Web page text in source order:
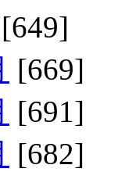
[649]
[669]
[691]
[682]